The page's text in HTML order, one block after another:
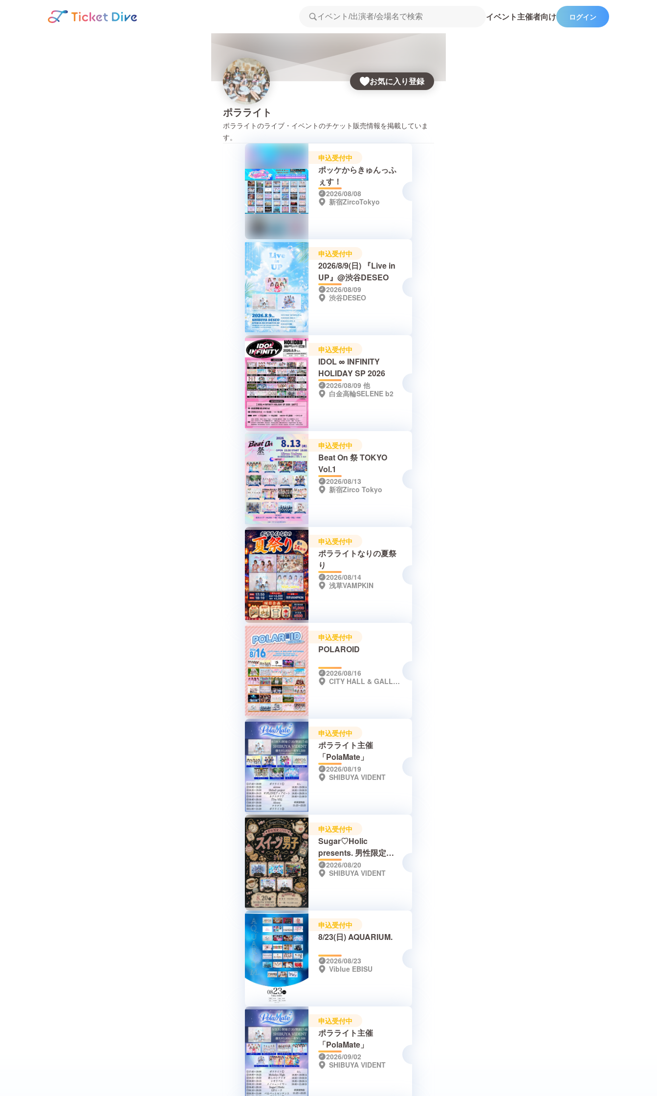
イベント主催者向け ログイン
お気に入り登録
ポラライト
ポラライトのライブ・イベントのチケット販売情報を掲載していま
す。
申込受付中
ポッケからきゅんっふ
ぇす！
2026/08/08
新宿ZircoTokyo
申込受付中
2026/8/9(日) 『Live in
UP』@渋谷DESEO
2026/08/09
渋谷DESEO
申込受付中
IDOL ∞ INFINITY
HOLIDAY SP 2026
2026/08/09 他
白金高輪SELENE b2
申込受付中
Beat On 祭 TOKYO
Vol.1
2026/08/13
新宿Zirco Tokyo
申込受付中
ポラライトなりの夏祭
り
2026/08/14
浅草VAMPKIN
申込受付中
POLAROID
2026/08/16
CITY HALL & GALLERY GOTANDA
申込受付中
ポラライト主催
「PolaMate」
2026/08/19
SHIBUYA VIDENT
申込受付中
Sugar♡Holic
presents. 男性限定
LIVE！スイーツ男子
2026/08/20
SHIBUYA VIDENT
申込受付中
8/23(日) AQUARIUM.
2026/08/23
Viblue EBISU
申込受付中
ポラライト主催
「PolaMate」
2026/09/02
SHIBUYA VIDENT